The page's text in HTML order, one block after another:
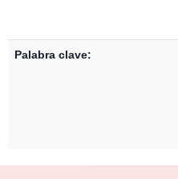
Palabra clave: